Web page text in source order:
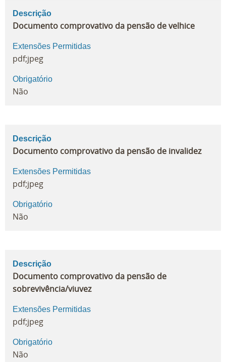
Descrição
Documento comprovativo da pensão de velhice
Extensões Permitidas
pdf;jpeg
Obrigatório
Não
Descrição
Documento comprovativo da pensão de invalidez
Extensões Permitidas
pdf;jpeg
Obrigatório
Não
Descrição
Documento comprovativo da pensão de
sobrevivência/viuvez
Extensões Permitidas
pdf;jpeg
Obrigatório
Não